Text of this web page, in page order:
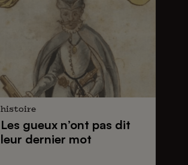
histoire
Les gueuxn’ont pas dit
leur dernier mot